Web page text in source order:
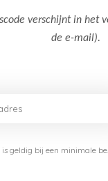
verschijnt in het
de e-mail).
geldig bij een minimale